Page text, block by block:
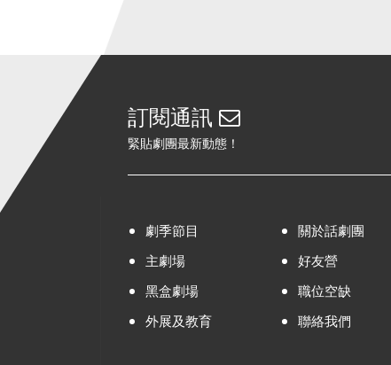
訂閱通訊
緊貼劇團最新動態！
劇季節目
主劇場
黑盒劇場
外展及教育
關於話劇團
好友營
職位空缺
聯絡我們